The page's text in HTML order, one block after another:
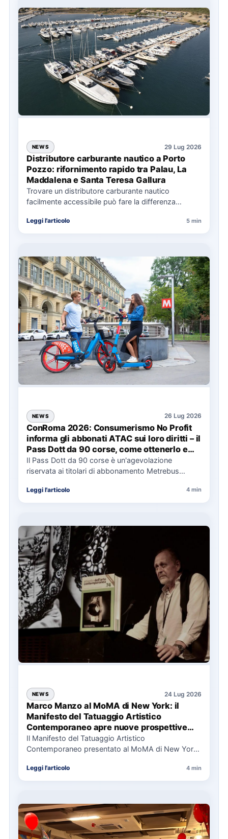
NEWS 29 Lug 2026
Distributore carburante nautico a Porto
Pozzo: rifornimento rapido tra Palau, La
Maddalena e Santa Teresa Gallura
Trovare un distributore carburante nautico
facilmente accessibile può fare la differenza
soprattutto…
Leggi l'articolo 5 min
NEWS 26 Lug 2026
ConRoma 2026: Consumerismo No Profit
informa gli abbonati ATAC sui loro diritti – il
Pass Dott da 90 corse, come ottenerlo e
cosa spetta in caso di disservizi
Il Pass Dott da 90 corse è un'agevolazione
riservata ai titolari di abbonamento Metrebus
Leggi l'articolo 4 min
NEWS 24 Lug 2026
Marco Manzo al MoMA di New York: il
Manifesto del Tatuaggio Artistico
Contemporaneo apre nuove prospettive
per il collezionismo
Il Manifesto del Tatuaggio Artistico
Contemporaneo presentato al MoMA di New York
Leggi l'articolo 4 min